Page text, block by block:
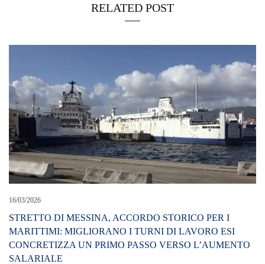
RELATED POST
16/03/2026
STRETTO DI MESSINA, ACCORDO STORICO PER I
MARITTIMI: MIGLIORANO I TURNI DI LAVORO ESI
CONCRETIZZA UN PRIMO PASSO VERSO L’AUMENTO
SALARIALE